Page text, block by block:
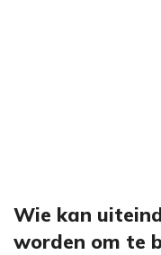
Wie kan
worden om te